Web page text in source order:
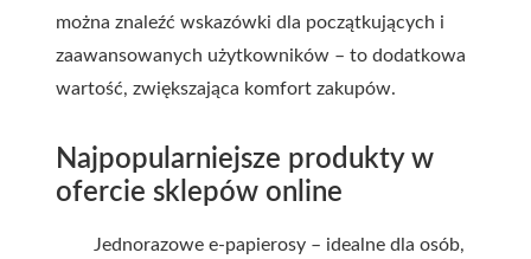
można znaleźć wskazówki dla początkujących i
zaawansowanych użytkowników – to dodatkowa
wartość, zwiększająca komfort zakupów.
Najpopularniejsze produkty w
ofercie sklepów online
Jednorazowe e-papierosy – idealne dla osób,